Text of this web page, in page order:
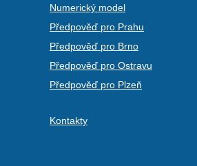
Numerický model
Předpověď pro Prahu
Předpověď pro Brno
Předpověď pro Ostravu
Předpověď pro Plzeň
Kontakty